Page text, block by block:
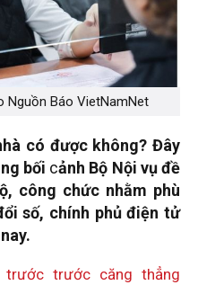
Nguồn Báo VietNamNet
có được không? Đây
bối cảnh Bộ Nội vụ đề
công chức nhằm phù
số, chính phủ điện tử
trước căng thẳng